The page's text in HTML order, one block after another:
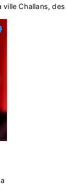
ville Challans,